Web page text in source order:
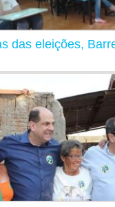
das eleições,